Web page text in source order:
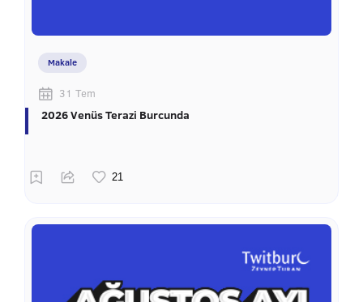
Makale
31 Tem
2026 Venüs Terazi Burcunda